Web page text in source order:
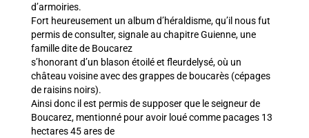
d’armoiries.
Fort heureusement un album d’héraldisme, qu’il nous fut
permis de consulter, signale au chapitre Guienne, une
famille dite de Boucarez
s’honorant d’un blason étoilé et fleurdelysé, où un
château voisine avec des grappes de boucarès (cépages
de raisins noirs).
Ainsi donc il est permis de supposer que le seigneur de
Boucarez, mentionné pour avoir loué comme pacages 13
hectares 45 ares de